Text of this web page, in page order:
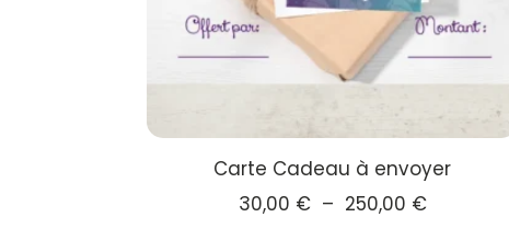
Carte Cadeau à envoyer
30,00 € – 250,00 €Plage